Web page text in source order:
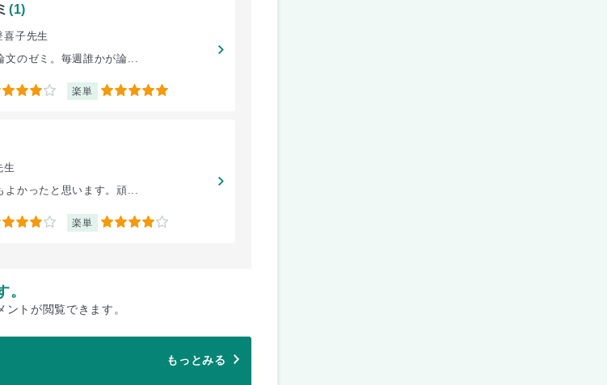
(1)
喜子先生
文のゼミ。毎週誰かが論...
楽単 5
生
よかったと思います。頑...
楽単 4
トが閲覧できます。
もっとみる